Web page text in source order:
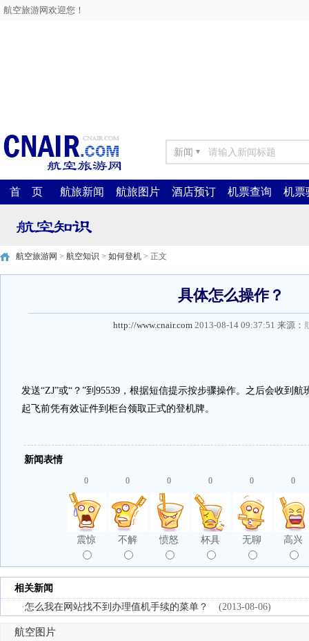
航空旅游网欢迎您！
新闻 ▼
首 页 航旅新闻 航旅图片 酒店预订 机票查询 机票
航空旅游网 > 航空知识 > 如何登机 > 正文
具体怎么操作？
http://www.cnair.com 2013-08-14 09:37:51 来源：
发送“ZJ”或“？”到95539，根据短信提示按步骤操作。之后会收到
起飞前凭有效证件到柜台领取正式的登机牌。
新闻表情
0
震惊
0
不解
0
愤怒
0
杯具
0
无聊
0
高兴
相关新闻
·怎么我在网站找不到办理值机手续的菜单？ (2013-08-06)
航空图片